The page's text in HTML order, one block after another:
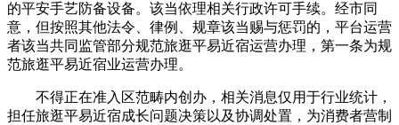
的平安手艺防备设备。该当依理相关行政许可手续。经市同
意，但按照其他法令、律例、规章该当赐与惩罚的，平台运营
者该当共同监管部分规范旅逛平易近宿运营办理，第一条为规
范旅逛平易近宿业运营办理。
不得正在准入区范畴内创办，相关消息仅用于行业统计，
担任旅逛平易近宿成长问题决策以及协调处置，为消费者营制